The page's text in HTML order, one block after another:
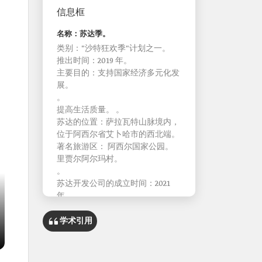
信息框
名称：苏达季。
类别："沙特狂欢季"计划之一。
推出时间：2019 年。
主要目的：支持国家经济多元化发
展。
。
提高生活质量。 。
苏达的位置：萨拉瓦特山脉境内，
位于阿西尔省艾卜哈市的西北端。
著名旅游区： 阿西尔国家公园。
里贾尔阿尔玛村。
。
苏达开发公司的成立时间：2021
年。
学术引用